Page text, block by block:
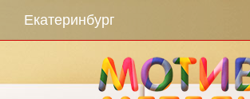
Екатеринбург